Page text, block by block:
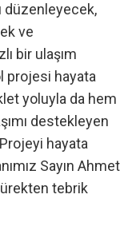
düzenleyecek,
ve
bir ulaşım
projesi hayata
yoluyla da hem
destekleyen
hayata
Sayın Ahmet
tebrik